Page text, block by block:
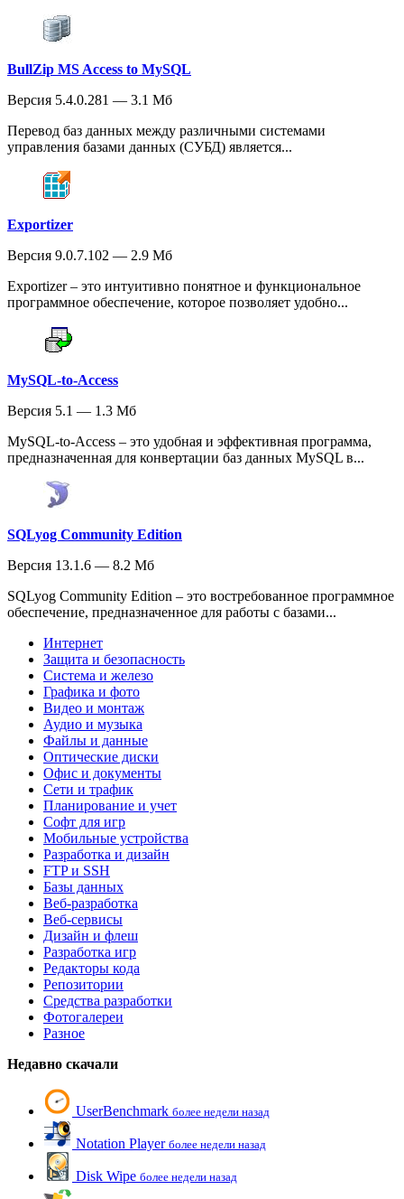
BullZip MS Access to MySQL
Версия 5.4.0.281 — 3.1 Мб
Перевод баз данных между различными системами
управления базами данных (СУБД) является...
Exportizer
Версия 9.0.7.102 — 2.9 Мб
Exportizer – это интуитивно понятное и функциональное
программное обеспечение, которое позволяет удобно...
MySQL-to-Access
Версия 5.1 — 1.3 Мб
MySQL-to-Access – это удобная и эффективная программа,
предназначенная для конвертации баз данных MySQL в...
SQLyog Community Edition
Версия 13.1.6 — 8.2 Мб
SQLyog Community Edition – это востребованное программное
обеспечение, предназначенное для работы с базами...
Интернет
Защита и безопасность
Система и железо
Графика и фото
Видео и монтаж
Аудио и музыка
Файлы и данные
Оптические диски
Офис и документы
Сети и трафик
Планирование и учет
Софт для игр
Мобильные устройства
Разработка и дизайн
FTP и SSH
Базы данных
Веб-разработка
Веб-сервисы
Дизайн и флеш
Разработка игр
Редакторы кода
Репозитории
Средства разработки
Фотогалереи
Разное
Недавно скачали
UserBenchmark более недели назад
Notation Player более недели назад
Disk Wipe более недели назад